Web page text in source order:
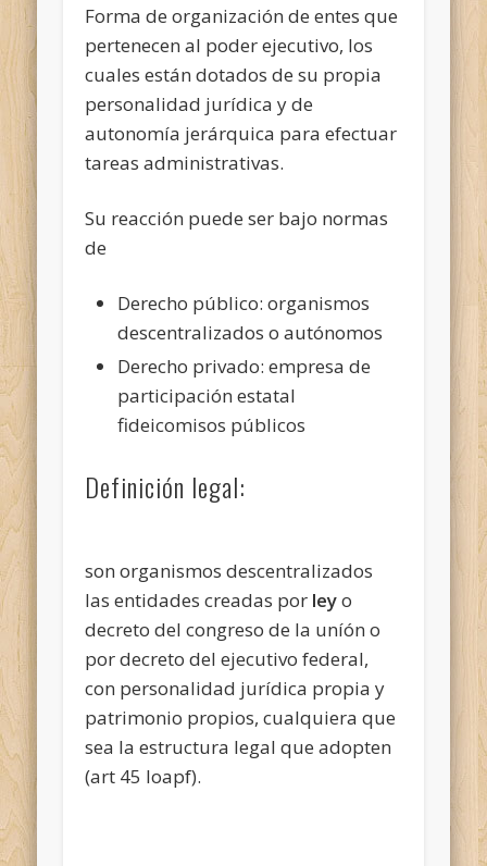
Forma de organización de entes que
pertenecen al poder ejecutivo, los
cuales están dotados de su propia
personalidad jurídica y de
autonomía jerárquica para efectuar
tareas administrativas.
Su reacción puede ser bajo normas
de
Derecho público: organismos
descentralizados o autónomos
Derecho privado: empresa de
participación estatal
fideicomisos públicos
Definición legal:
son organismos descentralizados
las entidades creadas por leyo
decreto del congreso de la uníón o
por decreto del ejecutivo federal,
con personalidad jurídica propia y
patrimonio propios, cualquiera que
sea la estructura legal que adopten
(art 45 loapf).